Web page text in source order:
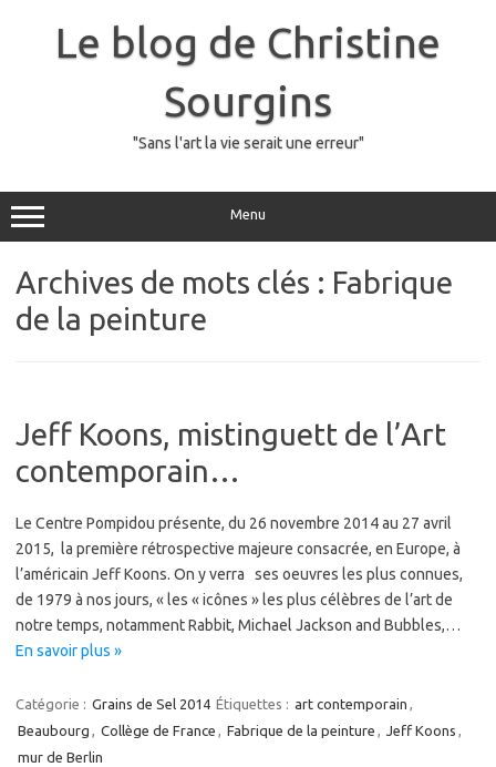
Le blog de Christine
Sourgins
"Sans l'art la vie serait une erreur"
Menu
Archives de mots clés : Fabrique
de la peinture
Jeff Koons, mistinguett de l’Art
contemporain…
Le Centre Pompidou présente, du 26 novembre 2014 au 27 avril
2015, la première rétrospective majeure consacrée, en Europe, à
l’américain Jeff Koons. On y verra ses oeuvres les plus connues,
de 1979 à nos jours, « les « icônes » les plus célèbres de l’art de
notre temps, notamment Rabbit, Michael Jackson and Bubbles,…
En savoir plus »
Catégorie : Grains de Sel 2014 Étiquettes : art contemporain ,
Beaubourg , Collège de France , Fabrique de la peinture , Jeff Koons ,
mur de Berlin